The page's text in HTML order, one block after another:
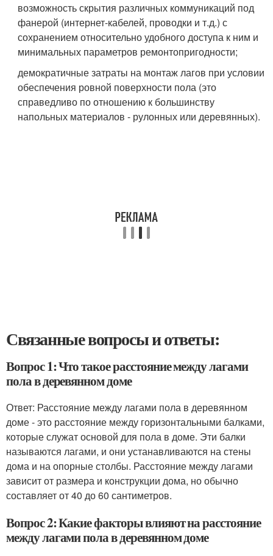
возможность скрытия различных коммуникаций под
фанерой (интернет-кабелей, проводки и т.д.) с
сохранением относительно удобного доступа к ним и
минимальных параметров ремонтопригодности;
демократичные затраты на монтаж лагов при условии
обеспечения ровной поверхности пола (это
справедливо по отношению к большинству
напольных материалов - рулонных или деревянных).
Связанные вопросы и ответы:
Вопрос 1: Что такое расстояние между лагами
пола в деревянном доме
Ответ: Расстояние между лагами пола в деревянном
доме - это расстояние между горизонтальными балками,
которые служат основой для пола в доме. Эти балки
называются лагами, и они устанавливаются на стены
дома и на опорные столбы. Расстояние между лагами
зависит от размера и конструкции дома, но обычно
составляет от 40 до 60 сантиметров.
Вопрос 2: Какие факторы влияют на расстояние
между лагами пола в деревянном доме